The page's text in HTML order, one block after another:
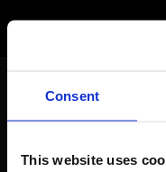
Consent
This website uses
So erreichen